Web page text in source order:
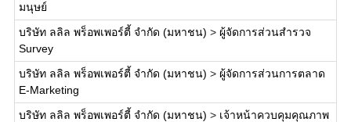
มนุษย์
บริษัท ลลิล พร็อพเพอร์ตี้ จำกัด (มหาชน) > ผู้จัดการส่วนสำรวจ
Survey
บริษัท ลลิล พร็อพเพอร์ตี้ จำกัด (มหาชน) > ผู้จัดการส่วนการตลาด
E-Marketing
บริษัท ลลิล พร็อพเพอร์ตี้ จำกัด (มหาชน) > เจ้าหน้าควบคุมคุณภาพ